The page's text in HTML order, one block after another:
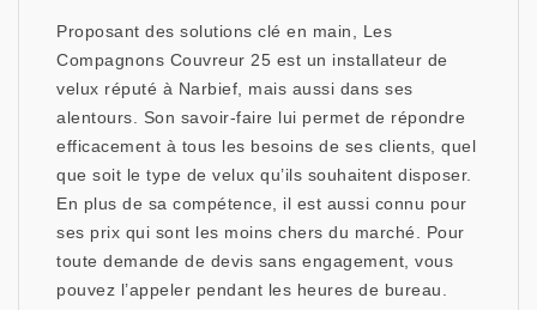
Proposant des solutions clé en main, Les
Compagnons Couvreur 25 est un installateur de
velux réputé à Narbief, mais aussi dans ses
alentours. Son savoir-faire lui permet de répondre
efficacement à tous les besoins de ses clients, quel
que soit le type de velux qu’ils souhaitent disposer.
En plus de sa compétence, il est aussi connu pour
ses prix qui sont les moins chers du marché. Pour
toute demande de devis sans engagement, vous
pouvez l’appeler pendant les heures de bureau.